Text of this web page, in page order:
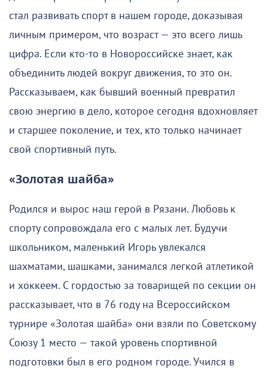
стал развивать спорт в нашем городе, доказывая
личным примером, что возраст — это всего лишь
цифра. Если кто-то в Новороссийске знает, как
объединить людей вокруг движения, то это он.
Рассказываем, как бывший военный превратил
свою энергию в дело, которое сегодня вдохновляет
и старшее поколение, и тех, кто только начинает
свой спортивный путь.
«Золотая шайба»
Родился и вырос наш герой в Рязани. Любовь к
спорту сопровождала его с малых лет. Будучи
школьником, маленький Игорь увлекался
шахматами, шашками, занимался легкой атлетикой
и хоккеем. С гордостью за товарищей по секции он
рассказывает, что в 76 году на Всероссийском
турнире «Золотая шайба» они взяли по Советскому
Союзу 1 место — такой уровень спортивной
подготовки был в его родном городе. Учился в